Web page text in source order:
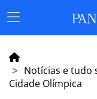
Menu
Principal
Notícias e tudo
Cidade Olímpica